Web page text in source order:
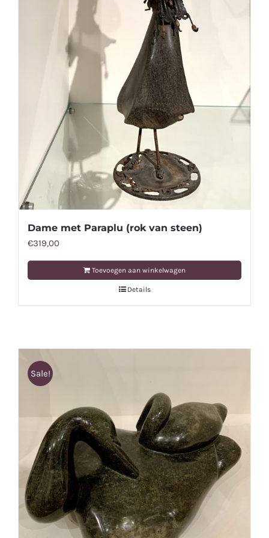
Dame met Paraplu (rok van steen)
€319,00
Toevoegen aan winkelwagen
Details
Sale!